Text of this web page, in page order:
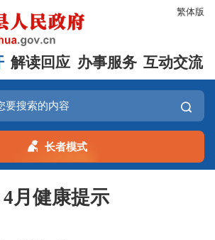
繁体版
解读回应 办事服务 互动交流
长者模式
4月健康提示